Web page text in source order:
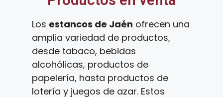
Los estancos de Jaén ofrecen una
amplia variedad de productos,
desde tabaco, bebidas
alcohólicas, productos de
papelería, hasta productos de
lotería y juegos de azar. Estos